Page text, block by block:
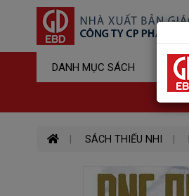
DANH MỤC SÁCH
SÁCH THIẾU NHI